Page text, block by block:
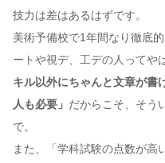
技力は差はあるはずです。
美術予備校で1年間なり徹底
ートや視デ、工デの人ってや
キル以外にちゃんと文章が書
人も必要」 だからこそ、そう
で。
また、「学科試験の点数が高